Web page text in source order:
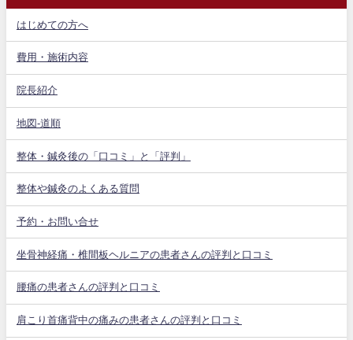
はじめての方へ
費用・施術内容
院長紹介
地図-道順
整体・鍼灸後の「口コミ」と「評判」
整体や鍼灸のよくある質問
予約・お問い合せ
坐骨神経痛・椎間板ヘルニアの患者さんの評判と口コミ
腰痛の患者さんの評判と口コミ
肩こり首痛背中の痛みの患者さんの評判と口コミ